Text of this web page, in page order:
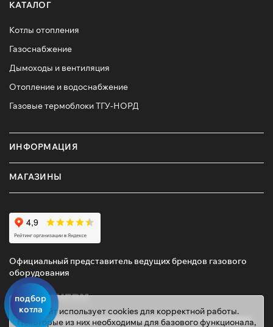
подбор
котла
КАТАЛОГ
Котлы отопления
Газоснабжение
Дымоходы и вентиляция
Отопление и водоснабжение
Газовые термоблоки ТГУ-НОРД
ИНФОРМАЦИЯ
МАГАЗИНЫ
Официальный представитель ведущих брендов газового
оборудования
Этот сайт использует cookies для корректной работы.
Некоторые из них необходимы для базового функционала,